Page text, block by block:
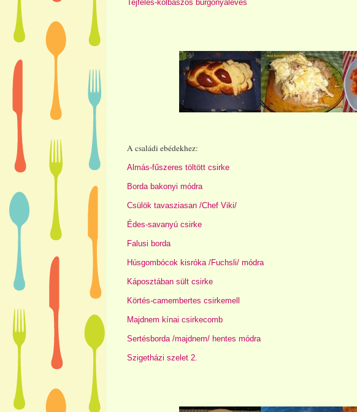
Tejfeles-kolbászos burgonyaleves
A családi ebédekhez:
Almás-fűszeres töltött csirke
Borda bakonyi módra
Csülök tavasziasan /Chef Viki/
Édes-savanyú csirke
Falusi borda
Húsgombócok kisróka /Fuchsli/ módra
Káposztában sült csirke
Körtés-camembertes csirkemell
Majdnem kínai csirkecomb
Sertésborda /majdnem/ hentes módra
Szigetházi szelet 2.